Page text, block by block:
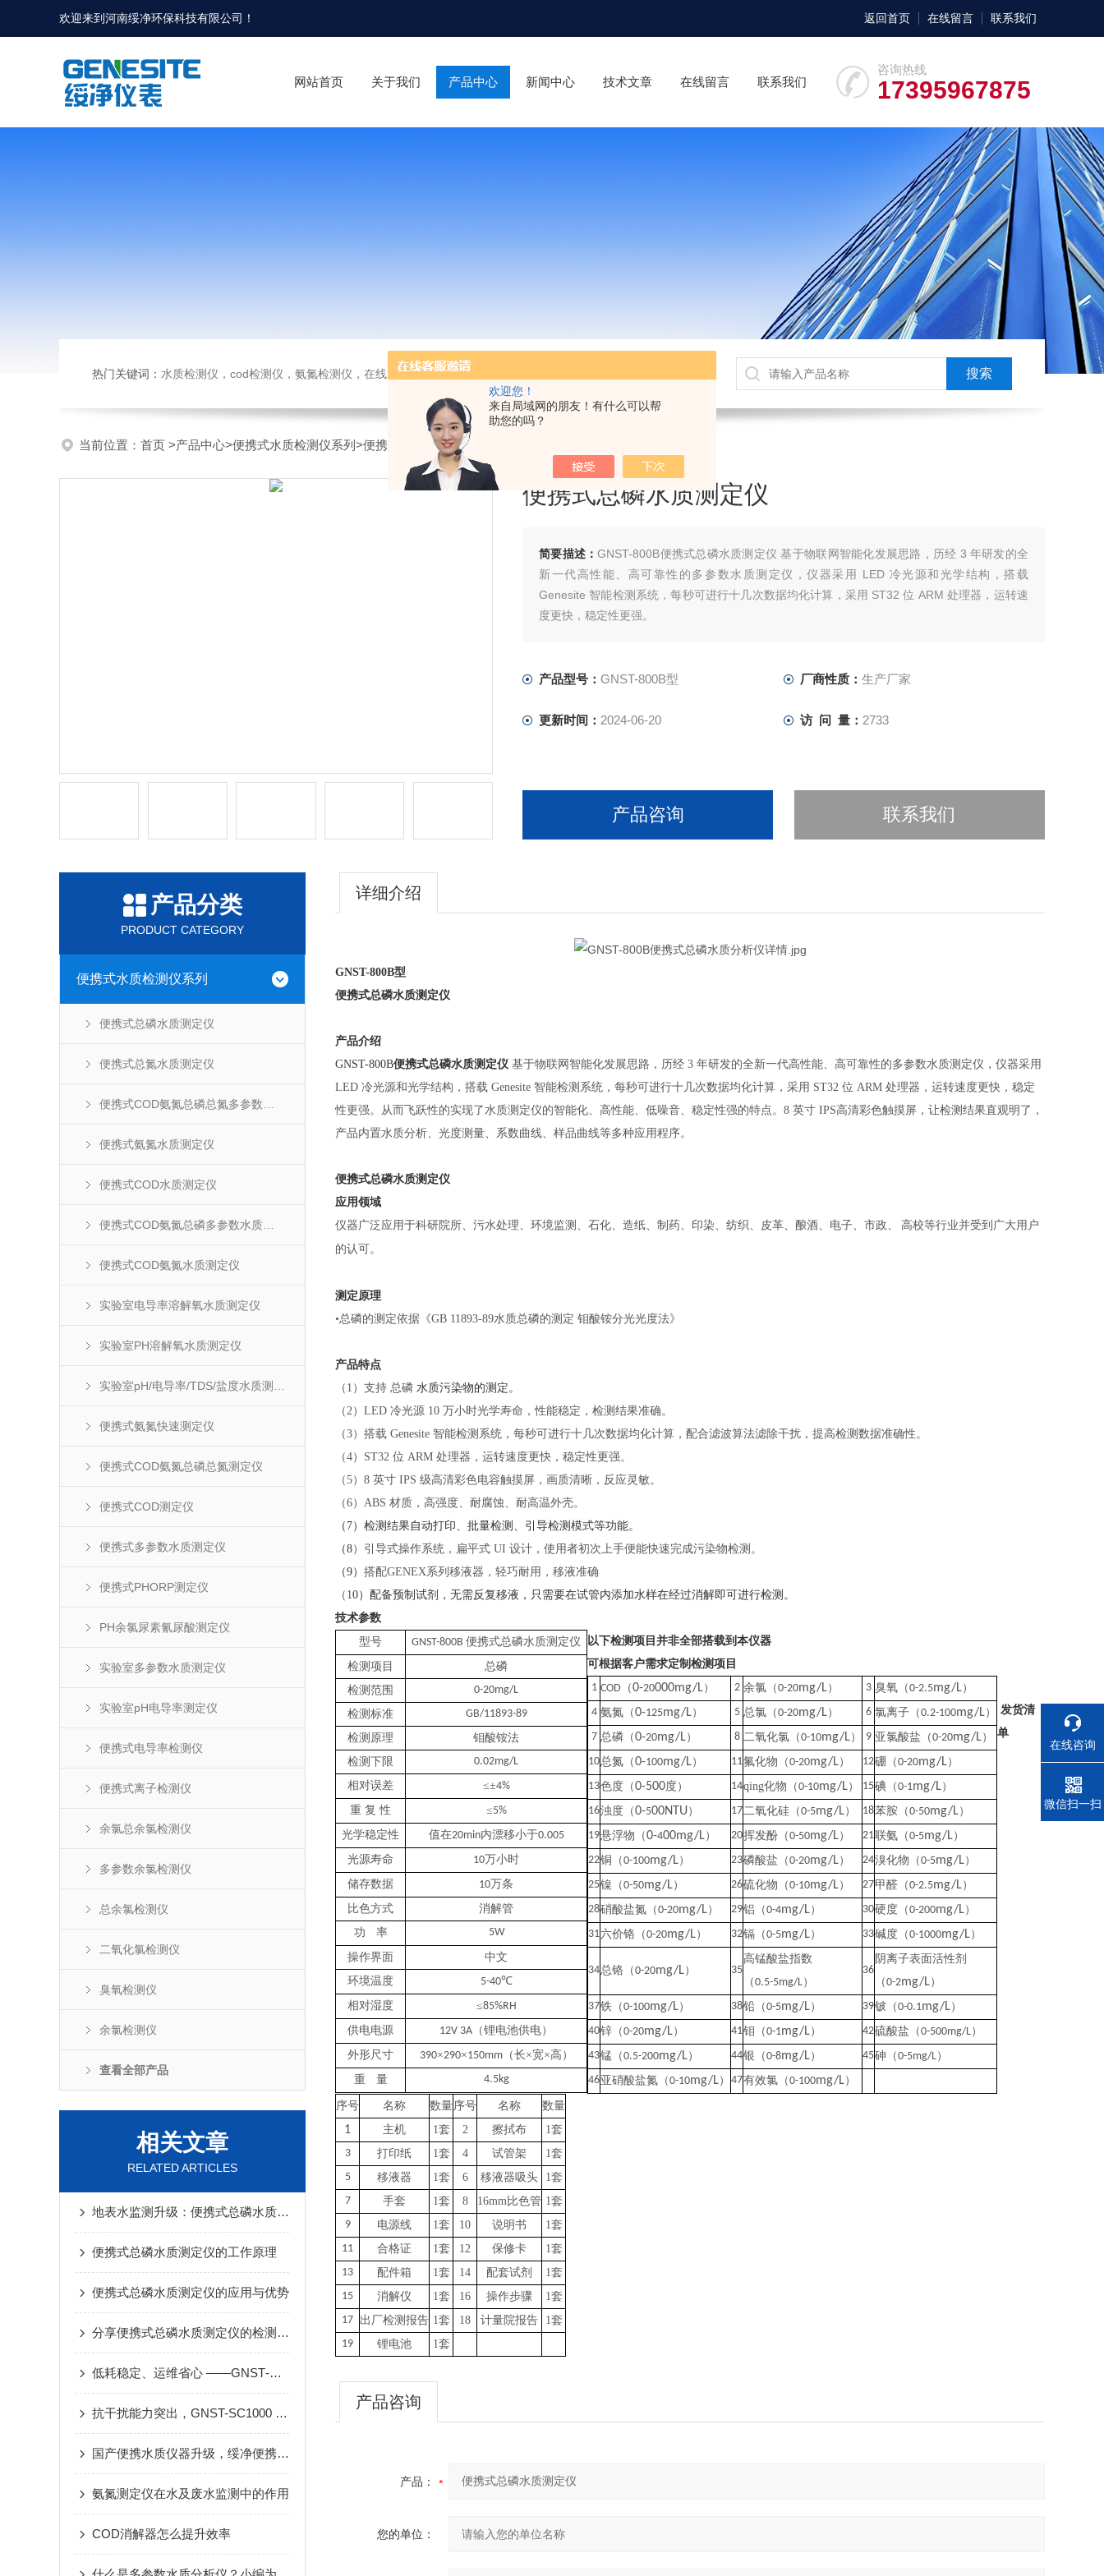
欢迎您！
来自局域网的朋友！有什么可以帮
助您的吗？
欢迎来到河南绥净环保科技有限公司！ 返回首页 在线留言 联系我们
咨询热线
17395967875
网站首页 关于我们 产品中心 新闻中心 技术文章 在线留言 联系我们
热门关键词： 水质检测仪，cod检测仪，氨氮检测仪，在线水质监测仪，水质分析仪，水质检测传感器，氨氮快速测定仪，总磷测定仪，总氮测定仪，多参数水质分析仪，BOD测定仪，余氯分析仪，农药残留检测仪，水质环保仪器
当前位置： 首页 >产品中心>便携式水质检测仪系列 >便携式总磷水质测定仪
便携式总磷水质测定仪
简要描述：GNST-800B便携式总磷水质测定仪 基于物联网智能化发展思路，历经 3 年研发的全
新一代高性能、高可靠性的多参数水质测定仪，仪器采用 LED 冷光源和光学结构，搭载
Genesite 智能检测系统，每秒可进行十几次数据均化计算，采用 ST32 位 ARM 处理器，运转速
度更快，稳定性更强。
产品型号： GNST-800B型 厂商性质： 生产厂家
更新时间： 2024-06-20 访 问 量： 2733
产品咨询 联系我们
产品分类
PRODUCT CATEGORY
便携式水质检测仪系列
便携式总磷水质测定仪
便携式总氮水质测定仪
便携式氨氮水质测定仪
便携式COD水质测定仪
便携式COD氨氮水质测定仪
实验室电导率溶解氧水质测定仪
实验室PH溶解氧水质测定仪
便携式氨氮快速测定仪
便携式COD氨氮总磷总氮测定仪
便携式COD测定仪
便携式多参数水质测定仪
便携式PHORP测定仪
PH余氯尿素氰尿酸测定仪
实验室多参数水质测定仪
实验室pH电导率测定仪
便携式电导率检测仪
便携式离子检测仪
余氯总余氯检测仪
多参数余氯检测仪
总余氯检测仪
二氧化氯检测仪
臭氧检测仪
余氯检测仪
查看全部产品
相关文章
RELATED ARTICLES
地表水监测升级：便携式总磷水质测定仪的快速检测技术
便携式总磷水质测定仪的工作原理
便携式总磷水质测定仪的应用与优势
分享便携式总磷水质测定仪的检测流程，希望对您有所帮助
低耗稳定、运维省心 ——GNST‑SC1000 在线总磷分析仪实际使用优势
抗干扰能力突出，GNST-SC1000 在线 COD 检测仪应对污水复杂水质监测难题
国产便携水质仪器升级，绥净便携式余氯检测仪加速进口替代进程
氨氮测定仪在水及废水监测中的作用
COD消解器怎么提升效率
详细介绍
GNST-800B型
便携式总磷水质测定仪
产品介绍
GNST-800B便携式总磷水质测定仪 基于物联网智能化发展思路，历经 3 年研发的全新一代高性能、高可靠性的多参数水质测定仪，仪器采用
LED 冷光源和光学结构，搭载 Genesite 智能检测系统，每秒可进行十几次数据均化计算，采用 ST32 位 ARM 处理器，运转速度更快，稳定
性更强。从而飞跃性的实现了水质测定仪的智能化、高性能、低噪音、稳定性强的特点。8 英寸 IPS高清彩色触摸屏，让检测结果直观明了，
产品内置水质分析、光度测量、系数曲线、样品曲线等多种应用程序。
便携式总磷水质测定仪
应用领域
仪器广泛应用于科研院所、污水处理、环境监测、石化、造纸、制药、印染、纺织、皮革、酿酒、电子、市政、
高校等行业并受到广大用户
的认可。
测定原理
•总磷的测定依据《GB 11893-89水质总磷的测定 钼酸铵分光光度法》
产品特点
（ 1）支持 总磷 水质污染物的测定。
（2）LED 冷光源 10 万小时光学寿命，性能稳定，检测结果准确。
（3）搭载 Genesite 智能检测系统，每秒可进行十几次数据均化计算，配合滤波算法滤除干扰，提高检测数据准确性。
（4）ST32 位 ARM 处理器，运转速度更快，稳定性更强。
（5）8 英寸 IPS 级高清彩色电容触摸屏，画质清晰，反应灵敏。
（6）ABS 材质，高强度、耐腐蚀、耐高温外壳。
（ 7）检测结果自动打印、批量检测、引导检测模式等功能。
（8）引导式操作系统，扁平式 UI 设计，使用者初次上手便能快速完成污染物检测。
（9） 搭配GENEX系列移液器，轻巧耐用，移液准确
（ 10）配备预制试剂，无需反复移液，只需要在试管内添加水样在经过消解即可进行检测。
技术参数
型号
GNST-800B 便携式总磷水质测定仪
检测项目
总磷
检测范围
0-20mg/L
检测标准
GB/11893-89
检测原理
钼酸铵法
检测下限
0.02mg/L
相对误差
≤±4%
重 复 性 ≤5%
光学稳定性
值在20min内漂移小于0.005
光源寿命
10万小时
储存数据
10万条
比色方式
消解管
功
率
5W
操作界面
中文
环境温度
5-40℃
相对湿度
≤85%RH
供电电源
12V 3A （锂电池供电）
外形尺寸
390×290×150mm（长×宽×高）
重
量 4.5kg
以下检测项目并非全部搭载到本仪器
可根据客户需求定制检测项目
1 COD （0-20000mg/L） 2 余氯（0-20mg/L） 3 臭氧（0-2.5mg/L）
4 氨氮（0-125mg/L） 5 总氯（0-20mg/L） 6 氯离子（0.2-100mg/L）
7 总磷（0-20mg/L） 8 二氧化氯（0-10mg/L） 9 亚氯酸盐（0-20mg/L）
10总氮（0-100mg/L） 11氟化物（0-20mg/L） 12硼（0-20mg/L）
13色度（0-500度） 14qing化物（0-10mg/L） 15碘（0-1mg/L）
16浊度（0-500NTU） 17二氧化硅（0-5mg/L） 18苯胺（0-50mg/L）
19悬浮物（0-400mg/L） 20挥发酚（0-50mg/L） 21联氨（0-5mg/L）
22铜（0-100mg/L） 23磷酸盐（0-20mg/L） 24溴化物（0-5mg/L）
25镍（0-50mg/L） 26硫化物（0-10mg/L） 27甲醛（0-2.5mg/L）
28硝酸盐氮（0-20mg/L） 29铝（0-4mg/L） 30硬度（0-200mg/L）
31六价铬（0-20mg/L） 32镉（0-5mg/L） 33碱度（0-1000mg/L）
34总铬（0-20mg/L） 35
高锰酸盐指数
（0.5-5mg/L）
36
阴离子表面活性剂
（0-2mg/L）
37铁（0-100mg/L） 38铅（0-5mg/L） 39铍（0-0.1mg/L）
40锌（0-20mg/L） 41钼（0-1mg/L） 42硫酸盐（0-500mg/L）
43锰（0.5-200mg/L） 44银（0-8mg/L） 45砷（0-5mg/L）
46亚硝酸盐氮（0-10mg/L） 47有效氯（0-100mg/L）
发货清
单
序号 名称 数量序号 名称 数量
1 主机 1套 2 擦拭布 1套
3
打印纸 1套 4 试管架 1套
5
移液器 1套 6 移液器吸头 1套
7
手套 1套 8 16mm比色管 1套
9
电源线 1套 10 说明书 1套
11
合格证 1套 12 保修卡 1套
13
配件箱 1套 14 配套试剂 1套
15
消解仪 1套 16 操作步骤 1套
17 出厂检测报告 1套 18 计量院报告 1套
19
锂电池 1套
产品咨询
产品：
您的单位：
在线咨询
电话
微信扫一扫